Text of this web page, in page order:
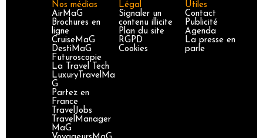
Nos médias
AirMaG
Brochures en
ligne
CruiseMaG
DestiMaG
Futuroscopie
La Travel Tech
LuxuryTravelMa
G
Partez en
France
TravelJobs
TravelManager
MaG
Légal
Signaler un
contenu illicite
Plan du site
RGPD
Cookies
Utiles
Contact
Publicité
Agenda
La presse en
parle